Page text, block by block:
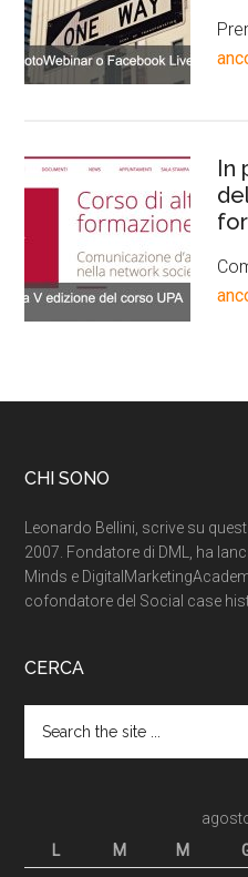
In
CHI SONO
Leonardo Bellini, scrive su
2007. Fondatore di DML, ha
Minds e
cofondatore del Social case
CERCA
L
M M